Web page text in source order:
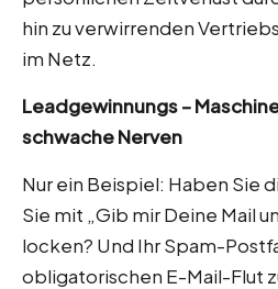
hin zu verwirrenden
im Netz.
Leadgewinnungs –
schwache Nerven
Nur ein Beispiel: Haben Sie
Sie mit „Gib mir Deine Mail
locken? Und Ihr Spam-
obligatorischen E-Mail-Flut